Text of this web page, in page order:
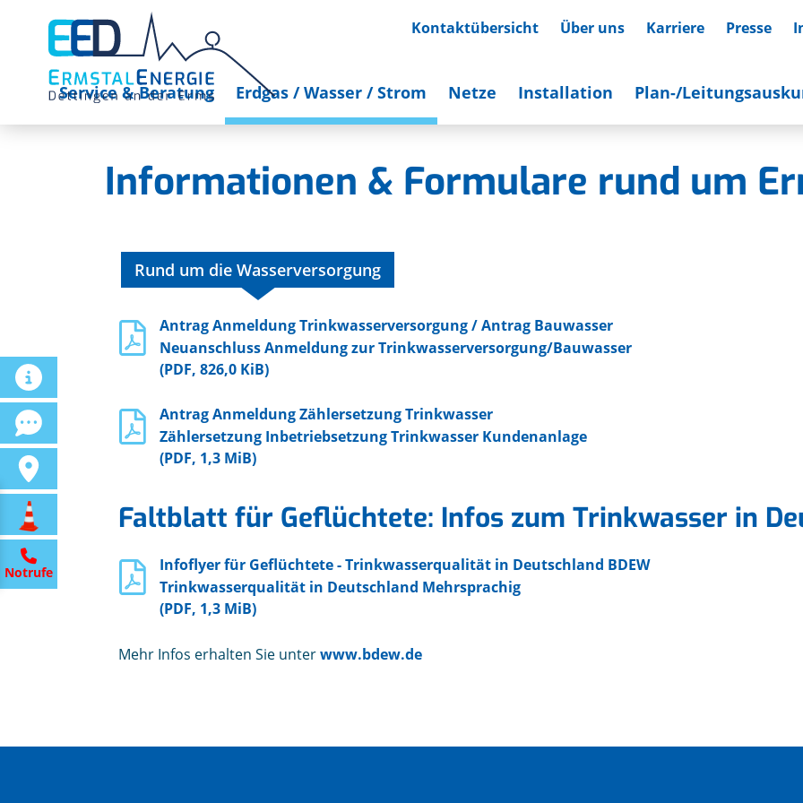
Kontaktübersicht Über uns Karriere Presse
Service & Beratung Erdgas / Wasser / Strom Netze Installation Plan-/
Notrufe
Informationen & Formulare rund um
Rund um die Wasserversorgung
Antrag Anmeldung Trinkwasserversorgung / Antrag Bauwasser
Neuanschluss Anmeldung zur Trinkwasserversorgung/Bauwasser
(PDF, 826,0 KiB)
Antrag Anmeldung Zählersetzung Trinkwasser
Zählersetzung Inbetriebsetzung Trinkwasser Kundenanlage
(PDF, 1,3 MiB)
Faltblatt für Geflüchtete: Infos zum Trinkwasser in
Infoflyer für Geflüchtete - Trinkwasserqualität in Deutschland BDEW
Trinkwasserqualität in Deutschland Mehrsprachig
(PDF, 1,3 MiB)
Mehr Infos erhalten Sie unterwww.bdew.de